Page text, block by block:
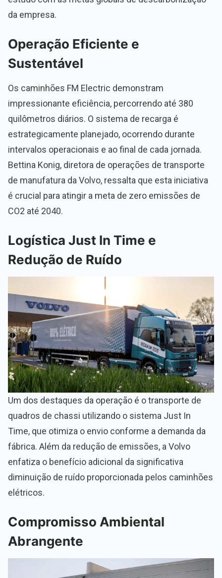
da empresa.
Operação Eficiente e
Sustentável
Os caminhões FM Electric demonstram
impressionante eficiência, percorrendo até 380
quilômetros diários. O sistema de recarga é
estrategicamente planejado, ocorrendo durante
intervalos operacionais e ao final de cada jornada.
Bettina Konig, diretora de operações de transporte
de manufatura da Volvo, ressalta que esta iniciativa
é crucial para atingir a meta de zero emissões de
CO2 até 2040.
Logística Just In Time e
Redução de Ruído
Um dos destaques da operação é o transporte de
quadros de chassi utilizando o sistema Just In
Time, que otimiza o envio conforme a demanda da
fábrica. Além da redução de emissões, a Volvo
enfatiza o benefício adicional da significativa
diminuição de ruído proporcionada pelos caminhões
elétricos.
Compromisso Ambiental
Abrangente